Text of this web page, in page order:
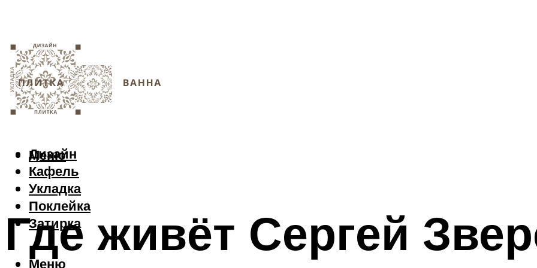
Дизайн
Кафель
Укладка
Поклейка
Затирка
Меню
Меню
Где живёт Сергей